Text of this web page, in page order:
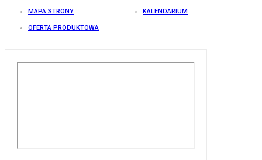
MAPA STRONY KALENDARIUM
OFERTA PRODUKTOWA